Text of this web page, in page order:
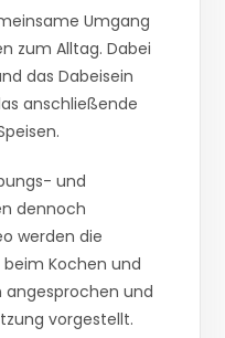
Umgang
zum Alltag. Dabei
das Dabeisein
anschließende
und
dennoch
werden die
Kochen und
angesprochen und
vorgestellt.